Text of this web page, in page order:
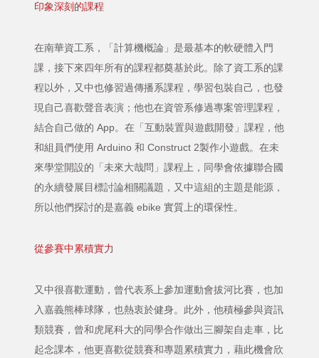
印象深刻的課程
在南華資工系，「計算機概論」是最基本的軟硬體入門
課，接下來四年所有的課程都奠基於此。除了資工系的課
程以外，又中也修習過傳播系課程，學習包裝自己，也發
現自己喜歡聲音表演；他也在資管系修過專案管理課程，
結合自己做的 App。在「互動裝置與遊戲開發」課程，他
和組員們使用 Arduino 和 Construct 2製作小遊戲。在未
來學堂開設的「未來大哉問」課程上，同學會依據聯合國
的永續發展目標討論相關議題，又中這組的主題是能源，
所以他們探討的是嘉義 ebike 實質上的環保性。
從參賽中累積實力
又中很喜歡運動，曾代表系上參加運動會拔河比賽，也加
入嘉義熊棒球隊，也熱衷於健身。此外，他積極參與資訊
類競賽，曾和虎尾科大的同學合作做出三腳架自走車，比
起念課本，他更喜歡從競賽和專題累積實力，藉此機會欣